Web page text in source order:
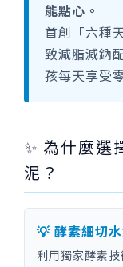
能點心。
首創「六種
致減脂減鈉
孩每天享受
✨ 為什麼
泥？
💡 酵素細切
利用獨家酵素